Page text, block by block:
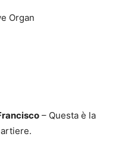
– Questa è la